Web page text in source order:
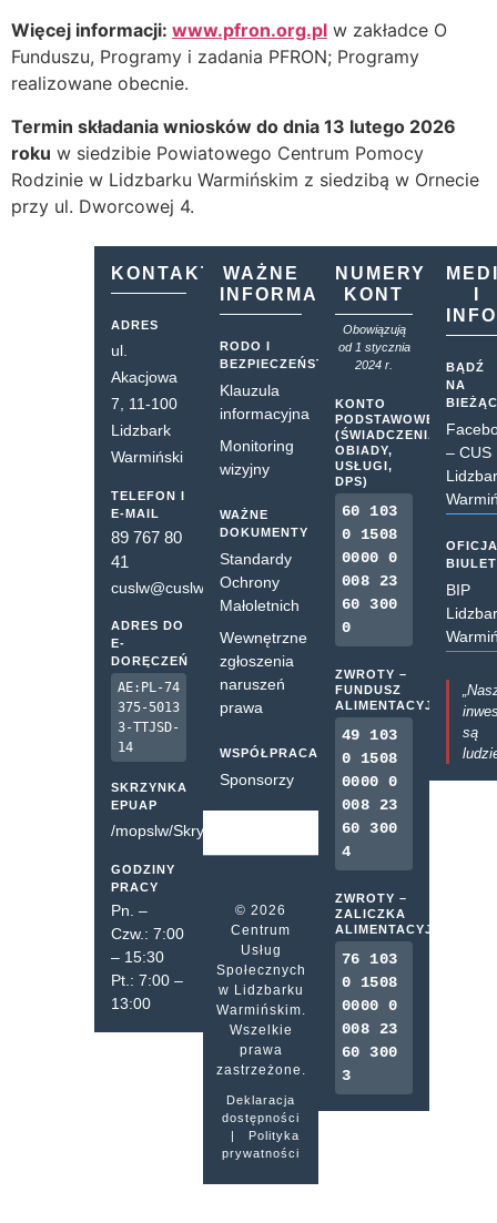
Więcej informacji: www.pfron.org.pl w zakładce O
Funduszu, Programy i zadania PFRON; Programy
realizowane obecnie.
Termin składania wniosków do dnia 13 lutego 2026
roku w siedzibie Powiatowego Centrum Pomocy
Rodzinie w Lidzbarku Warmińskim z siedzibą w Ornecie
przy ul. Dworcowej 4.
KONTAKT
ADRES
ul.
Akacjowa
7, 11-100
Lidzbark
Warmiński
TELEFON I
E-MAIL
89 767 80
41
cuslw@cuslw.pl
ADRES DO
E-
DORĘCZEŃ
AE:PL-74
375-5013
3-TTJSD-
14
SKRZYNKA
EPUAP
/mopslw/SkrytkaESP
GODZINY
PRACY
Pn. –
Czw.: 7:00
– 15:30
Pt.: 7:00 –
13:00
WAŻNE
INFORMACJE
RODO I
BEZPIECZEŃSTWO
Klauzula
informacyjna
Monitoring
wizyjny
WAŻNE
DOKUMENTY
Standardy
Ochrony
Małoletnich
Wewnętrzne
zgłoszenia
naruszeń
prawa
WSPÓŁPRACA
Sponsorzy
© 2026
Centrum
Usług
Społecznych
w Lidzbarku
Warmińskim.
Wszelkie
prawa
zastrzeżone.
Deklaracja
dostępności
|
Polityka
prywatności
NUMERY
KONT
Obowiązują
od 1 stycznia
2024 r.
KONTO
PODSTAWOWE
(ŚWIADCZENIA,
OBIADY,
USŁUGI,
DPS)
60 103
0 1508
0000 0
008 23
60 300
0
ZWROTY –
FUNDUSZ
ALIMENTACYJNY
49 103
0 1508
0000 0
008 23
60 300
4
ZWROTY –
ZALICZKA
ALIMENTACYJNA
76 103
0 1508
0000 0
008 23
60 300
3
BĄDŹ
NA
– CUS
BIP
są